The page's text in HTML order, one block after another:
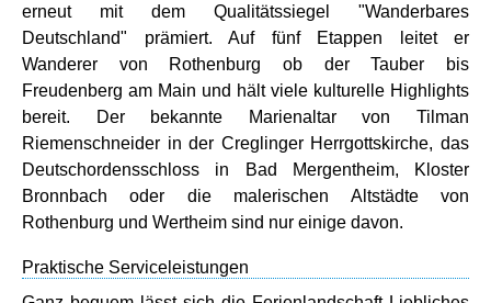
erneut mit dem Qualitätssiegel "Wanderbares
Deutschland" prämiert. Auf fünf Etappen leitet er
Wanderer von Rothenburg ob der Tauber bis
Freudenberg am Main und hält viele kulturelle Highlights
bereit. Der bekannte Marienaltar von Tilman
Riemenschneider in der Creglinger Herrgottskirche, das
Deutschordensschloss in Bad Mergentheim, Kloster
Bronnbach oder die malerischen Altstädte von
Rothenburg und Wertheim sind nur einige davon.
Praktische Serviceleistungen